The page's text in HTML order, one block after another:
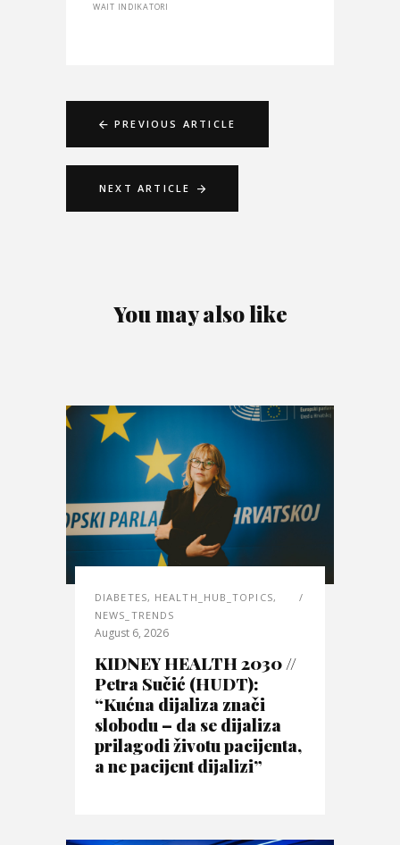
WAIT INDIKATORI
PREVIOUS ARTICLE
NEXT ARTICLE
You may also like
DIABETES, HEALTH_HUB_TOPICS,
NEWS_TRENDS
August 6, 2026
KIDNEY HEALTH 2030 //
Petra Sučić (HUDT):
“Kućna dijaliza znači
slobodu – da se dijaliza
prilagodi životu pacijenta,
a ne pacijent dijalizi”